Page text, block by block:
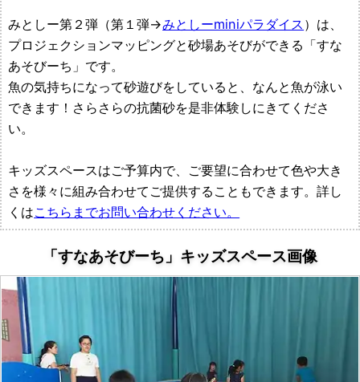
カ
ー
都
村
製
作
所
みとしー第２弾（第１弾→みとしーminiパラダイス ）は、
プロジェクションマッピングと砂場あそびができる「すな
あそびーち」です。
魚の気持ちになって砂遊びをしていると、なんと魚が泳い
できます！さらさらの抗菌砂を是非体験しにきてくださ
い。
キッズスペースはご予算内で、ご要望に合わせて色や大き
さを様々に組み合わせてご提供することもできます。詳し
くはこちらまでお問い合わせください。
「すなあそびーち」キッズスペース画像